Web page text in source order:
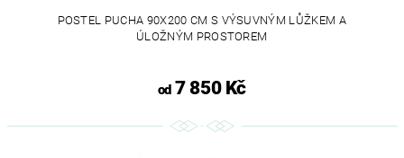
POSTEL PUCHA 90X200 CM S VÝSUVNÝM LŮŽKEM A
ÚLOŽNÝM PROSTOREM
od7 850 Kč